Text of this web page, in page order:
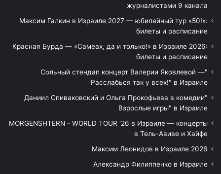
журналистами 9 канала
Максим Галкин в Израиле 2027 — юбилейный тур «50!»:
билеты и расписание
Красная Бурда — «Самеах, да и только!» в Израиле 2026:
билеты и расписание
"Сольный стендап концерт Валерии Яковлевой —
Расслабься так у всех!" в Израиле
"Даниил Спиваковский и Ольга Прокофьева в комедии
Взрослые игры" в Израиле
MORGENSHTERN - WORLD TOUR '26 в Израиле — концерты
в Тель-Авиве и Хайфе
Максим Леонидов в Израиле 2026
Александр Филиппенко в Израиле